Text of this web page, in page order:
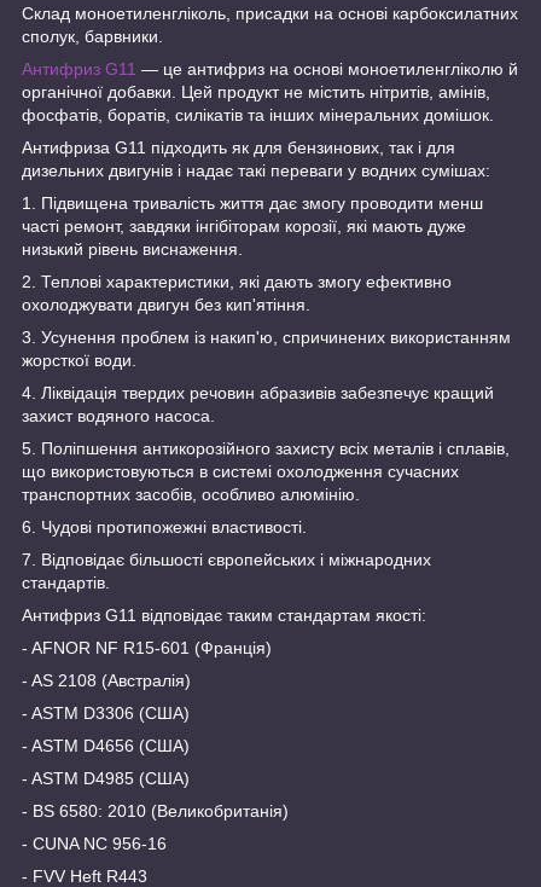
Склад моноетиленгліколь, присадки на основі карбоксилатних
сполук, барвники.
Антифриз G11 — це антифриз на основі моноетиленгліколю й
органічної добавки. Цей продукт не містить нітритів, амінів,
фосфатів, боратів, силікатів та інших мінеральних домішок.
Антифриза G11 підходить як для бензинових, так і для
дизельних двигунів і надає такі переваги у водних сумішах:
1. Підвищена тривалість життя дає змогу проводити менш
часті ремонт, завдяки інгібіторам корозії, які мають дуже
низький рівень виснаження.
2. Теплові характеристики, які дають змогу ефективно
охолоджувати двигун без кип'ятіння.
3. Усунення проблем із накип'ю, спричинених використанням
жорсткої води.
4. Ліквідація твердих речовин абразивів забезпечує кращий
захист водяного насоса.
5. Поліпшення антикорозійного захисту всіх металів і сплавів,
що використовуються в системі охолодження сучасних
транспортних засобів, особливо алюмінію.
6. Чудові протипожежні властивості.
7. Відповідає більшості європейських і міжнародних
стандартів.
Антифриз G11 відповідає таким стандартам якості:
- AFNOR NF R15-601 (Франція)
- AS 2108 (Австралія)
- ASTM D3306 (США)
- ASTM D4656 (США)
- ASTM D4985 (США)
- BS 6580: 2010 (Великобританія)
- CUNA NC 956-16
- FVV Heft R443